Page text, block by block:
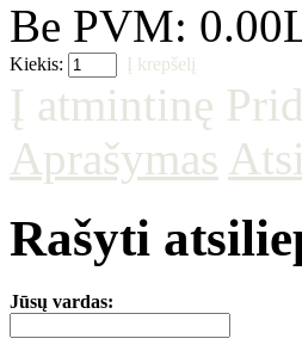
Be PVM:
Kiekis: Į krepšelį
Į atmintinę
Aprašymas
Rašyti
Jūsų vardas: